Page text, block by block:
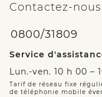
Contactez-nous
0800/31809
Service
Lun.-ven. 10 h 00 –
Tarif de réseau fixe
de téléphonie mobile